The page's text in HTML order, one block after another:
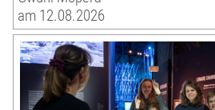
am 12.08.2026